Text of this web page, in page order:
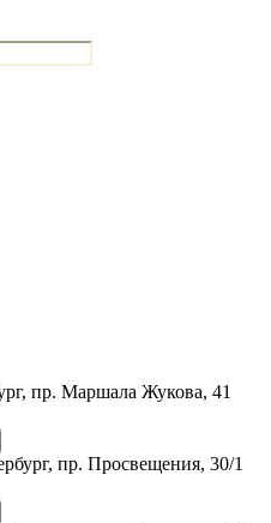
пр. Маршала Жукова, 41
пр. Просвещения, 30/1